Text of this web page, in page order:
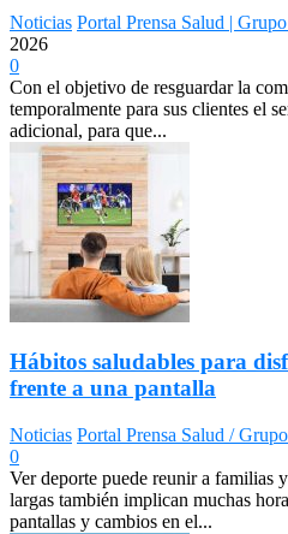
Noticias Portal Prensa Salud |
2026
0
Con el objetivo de resguardar la
temporalmente para sus clientes el
adicional, para que...
Hábitos saludables para
frente a una pantalla
Noticias Portal Prensa Salud /
0
Ver deporte puede reunir a familias
largas también implican muchas
pantallas y cambios en el...